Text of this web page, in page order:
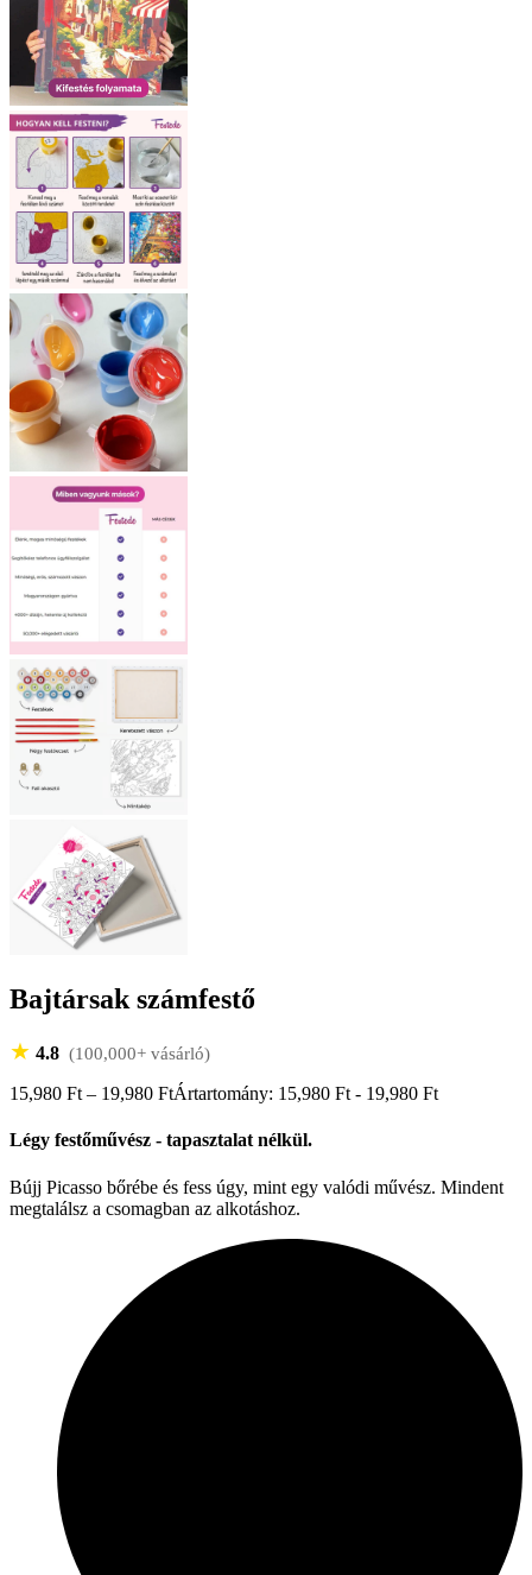
Bajtársak számfestő
★ 4.8 (100,000+ vásárló)
15,980 Ft – 19,980 FtÁrtartomány: 15,980 Ft - 19,980 Ft
Légy festőművész - tapasztalat nélkül.
Bújj Picasso bőrébe és fess úgy, mint egy valódi művész. Mindent
megtalálsz a csomagban az alkotáshoz.